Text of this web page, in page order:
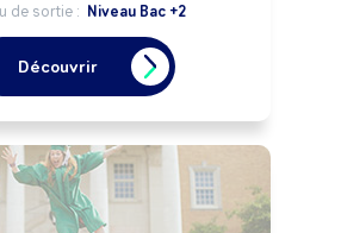
de sortie : Niveau Bac +2
Découvrir